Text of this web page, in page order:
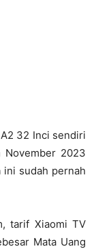
32 Inci sendiri
November 2023
sudah pernah
tarif Xiaomi TV
Mata Uang